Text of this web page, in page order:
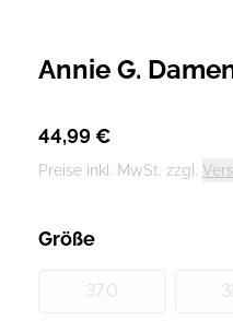
Hersteller:
Annie G.
44,99 €
Preise inkl. MwSt. zzgl.
Größe
37.0